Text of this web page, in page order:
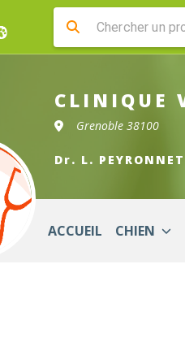
CLINIQUE
Grenoble 38100
Dr. L. PEYRONNET
ACCUEIL CHIEN